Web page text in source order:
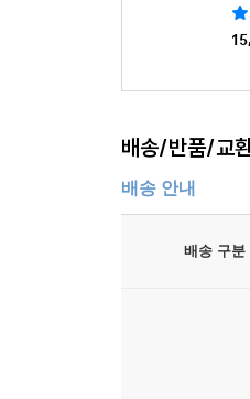
배송/반품/교
배송 안내
배송 구분